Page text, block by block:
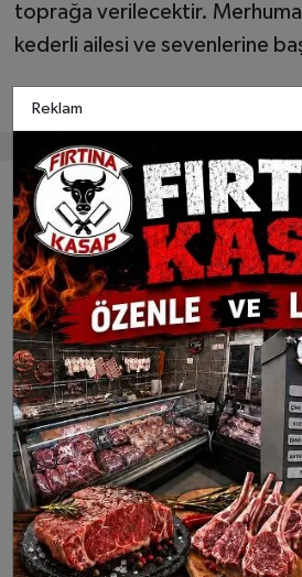
toprağa verilecektir.
kederli ailesi ve sevenlerine
Bunlar da ilginizi çekebilir
Çine'de Yaralar Sarılıyor:
Başkan Kıvrak'tan
Üreticilere Saman Desteği
Reklam